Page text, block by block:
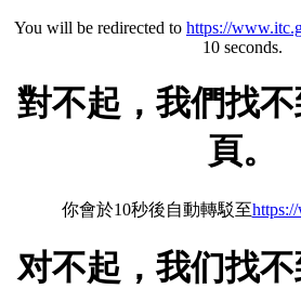
You will be redirected to https://
10 seconds.
對不起，我們找
頁。
你會於10秒後自動轉駁至
对不起，我们找